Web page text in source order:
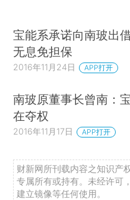
宝能系承诺向南玻出
无息免担保
2016年11月24日 APP打开
南玻原董事长曾南：
在夺权
2016年11月17日 APP打开
财新网所刊载内容之知识产
专属所有或持有。未经许可
建立镜像等任何使用。